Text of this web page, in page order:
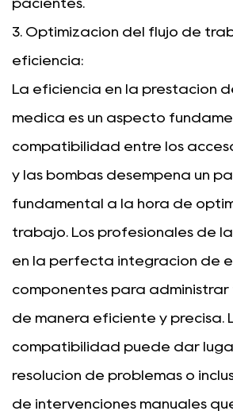
pacientes.
3. Optimización del flujo de
eficiencia:
La eficiencia en la prestación
médica es un aspecto
compatibilidad entre los
y las bombas desempeña un
fundamental a la hora de
trabajo. Los profesionales de
en la perfecta integración de
componentes para
de manera eficiente y precisa.
compatibilidad puede dar
resolución de problemas o
de intervenciones manuales